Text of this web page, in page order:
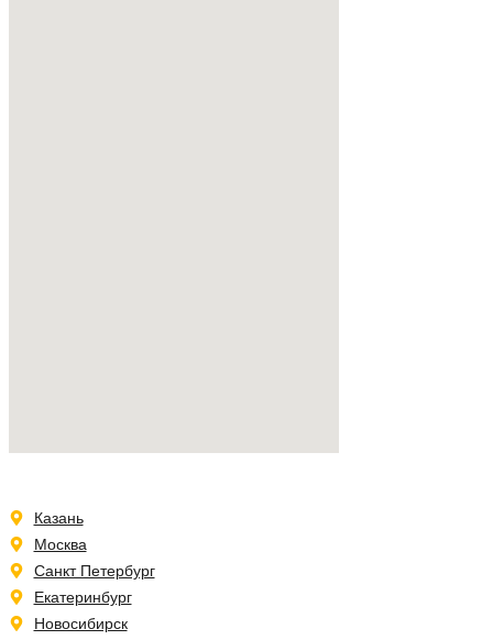
Казань
Москва
Санкт Петербург
Екатеринбург
Новосибирск